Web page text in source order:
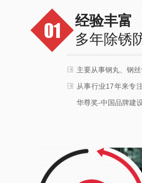
经验丰富
多年除锈
主要从事钢丸、钢
从事行业17年来专
华尊奖-中国品牌建